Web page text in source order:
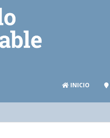
INICIO